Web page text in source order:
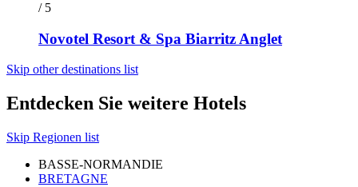
/ 5
Novotel Resort & Spa Biarritz Anglet
Skip other destinations list
Entdecken Sie weitere Hotels
Skip Regionen list
BASSE-NORMANDIE
BRETAGNE